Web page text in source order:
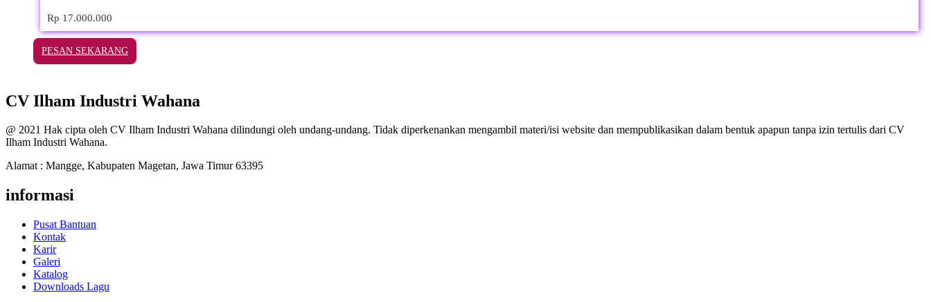
Rp 17.000.000
PESAN SEKARANG
CV Ilham Industri Wahana
@ 2021 Hak cipta oleh CV Ilham Industri Wahana dilindungi oleh undang-undang. Tidak diperkenankan mengambil materi/isi website dan mempublikasikan dalam bentuk apapun tanpa izin tertulis dari CV
Ilham Industri Wahana.
Alamat : Mangge, Kabupaten Magetan, Jawa Timur 63395
informasi
Pusat Bantuan
Kontak
Karir
Galeri
Katalog
Downloads Lagu